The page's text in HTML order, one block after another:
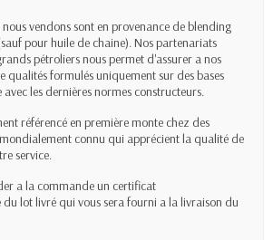
vendons sont en provenance de blending
pour huile de chaine). Nos partenariats
pétroliers nous permet d'assurer a nos
qualités formulés uniquement sur des bases
avec les dernières normes constructeurs.
référencé en première monte chez des
connu qui apprécient la qualité de
service.
a la commande un certificat
lot livré qui vous sera fourni a la livraison du